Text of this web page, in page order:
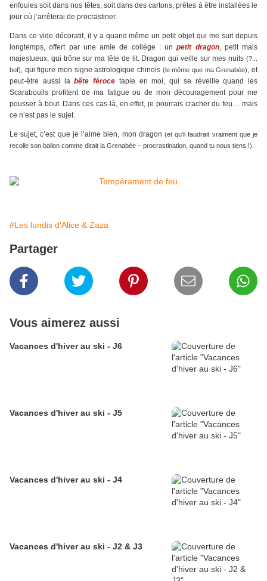
enfouies soit dans nos têtes, soit dans des cartons, prêtes à être installées le
jour où j’arrêterai de procrastiner.
Dans ce vide décoratif, il y a quand même un petit objet qui me suit depuis
longtemps, offert par une amie de collège : unpetit dragon, petit mais
majestueux, qui trône sur ma tête de lit. Dragon qui veille sur mes nuits (?...
bof), qui figure mon signe astrologique chinois (le même que ma Grenabée), et
peut-être aussi labête féroce tapie en moi, qui se réveille quand les
Scarabouils profitent de ma fatigue ou de mon découragement pour me
pousser à bout. Dans ces cas-là, en effet, je pourrais cracher du feu… mais
ce n’est pas le sujet.
Le sujet, c’est que je l’aime bien, mon dragon (et qu’il faudrait vraiment que je
recolle son ballon comme dirait la Grenabée – procrastination, quand tu nous tiens !).
#Les lundis d'Alice & Zaza
Partager
Vous aimerez aussi
Vacances d'hiver au ski - J6
Vacances d'hiver au ski - J5
Vacances d'hiver au ski - J4
Vacances d'hiver au ski - J2 & J3